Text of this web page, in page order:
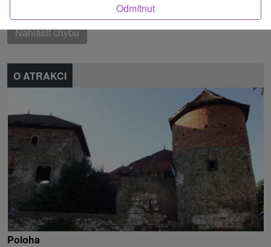
Našli jste chybu nebo nám chcete doporučit novou atrakci
Nahlásit chybu
O ATRAKCI
Poloha
Odmítnut